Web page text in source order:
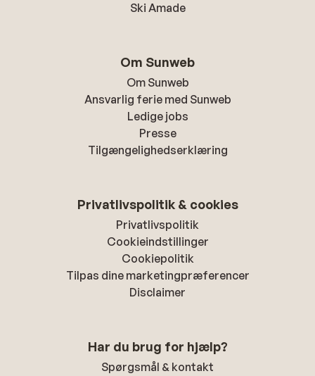
Ski Amade
Om Sunweb
Om Sunweb
Ansvarlig ferie med Sunweb
Ledige jobs
Presse
Tilgængelighedserklæring
Privatlivspolitik & cookies
Privatlivspolitik
Cookieindstillinger
Cookiepolitik
Tilpas dine marketingpræferencer
Disclaimer
Har du brug for hjælp?
Spørgsmål & kontakt